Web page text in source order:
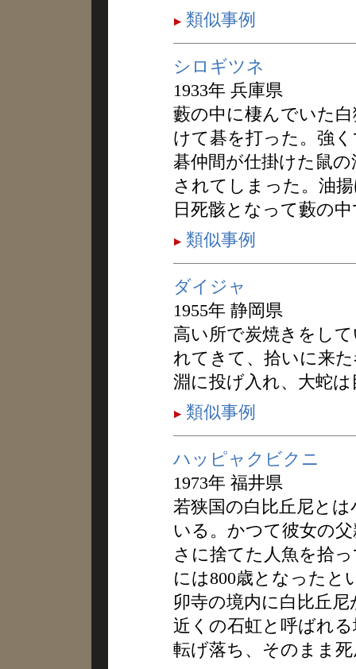
類似事例
シロギツネ
1933年 兵庫県
藪の中に棲んでいた
けて碁を打った。強
碁仲間が仕掛けた鼠
されてしまった。油
日死骸となって藪の
類似事例
ダイジャ
1955年 静岡県
高い所で炭焼きをし
れてきて、拾いに来
淵に投げ入れ、大蛇
類似事例
ハッピャクビクニ
1973年 福井県
若狭国の白比丘尼と
いる。かつて彼女の
さに捨てた人魚を拾
には800歳となったと
卯寺の境内に白比丘
近くの石虹と呼ばれ
転げ落ち、そのまま